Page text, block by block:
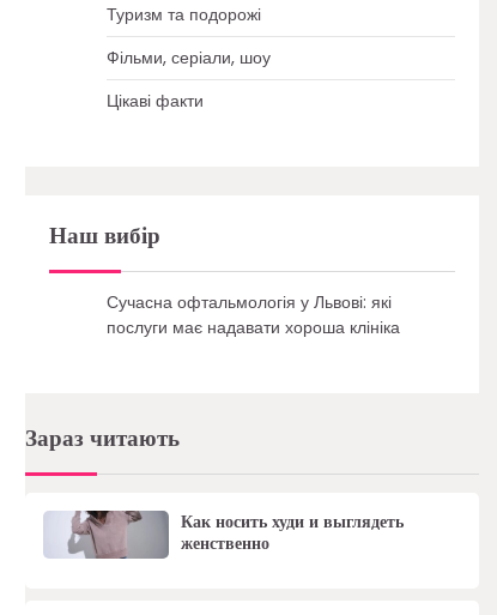
Туризм та подорожі
Фільми, серіали, шоу
Цікаві факти
Наш вибір
Сучасна офтальмологія у Львові: які
послуги має надавати хороша клініка
Зараз читають
Как носить худи и выглядеть
женственно